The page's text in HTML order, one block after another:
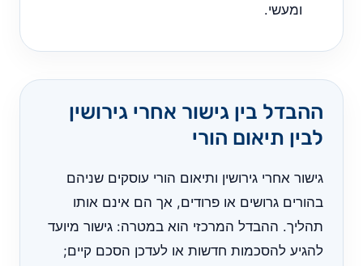
ומעשי.
ההבדל בין גישור אחרי גירושין
לבין תיאום הורי
גישור אחרי גירושין ותיאום הורי עוסקים שניהם
בהורים גרושים או פרודים, אך הם אינם אותו
תהליך. ההבדל המרכזי הוא במטרה: גישור מיועד
להגיע להסכמות חדשות או לעדכן הסכם קיים;